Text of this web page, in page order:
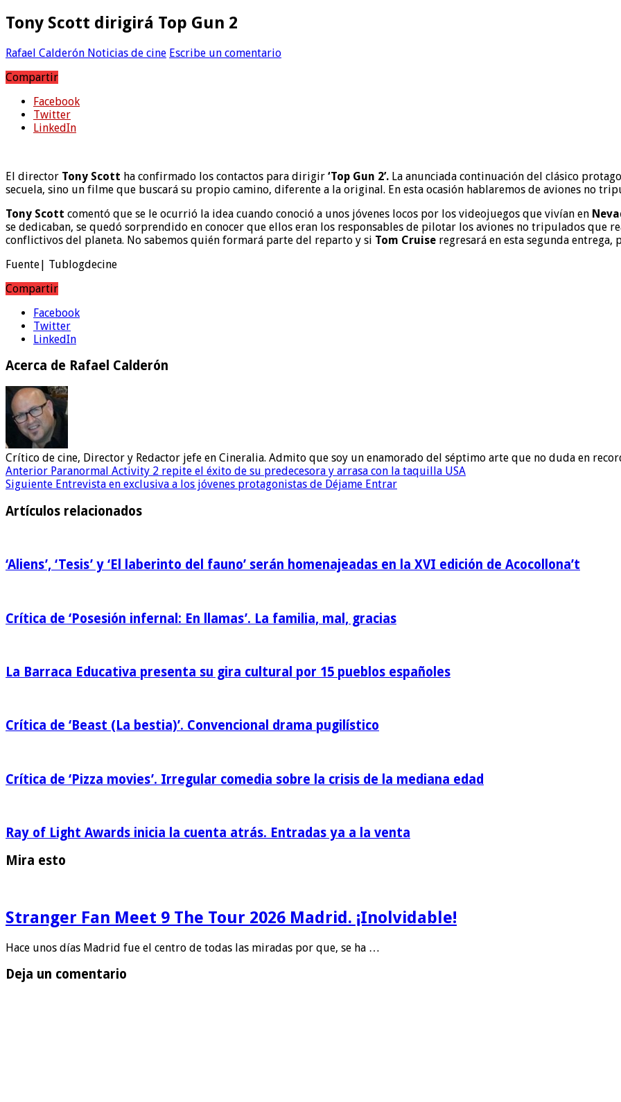
Tony Scott dirigirá Top Gun 2
Rafael Calderón Noticias de cine Escribe un comentario
Compartir
Facebook
Twitter
LinkedIn
El director Tony Scott ha confirmado los contactos para dirigir ‘Top Gun 2’. La anunciada continuación del clásico
secuela, sino un filme que buscará su propio camino, diferente a la original. En esta ocasión hablaremos de aviones no
Tony Scott comentó que se le ocurrió la idea cuando conoció a unos jóvenes locos por los videojuegos que vivían en
se dedicaban, se quedó sorprendido en conocer que ellos eran los responsables de pilotar los aviones no tripulados que
conflictivos del planeta. No sabemos quién formará parte del reparto y si Tom Cruise regresará en esta segunda
Fuente| Tublogdecine
Compartir
Facebook
Twitter
LinkedIn
Acerca de Rafael Calderón
Crítico de cine, Director y Redactor jefe en Cineralia. Admito que soy un enamorado del séptimo arte que no duda en
Anterior Paranormal Activity 2 repite el éxito de su predecesora y arrasa con la taquilla USA
Siguiente Entrevista en exclusiva a los jóvenes protagonistas de Déjame Entrar
Artículos relacionados
‘Aliens’, ‘Tesis’ y ‘El laberinto del fauno’ serán homenajeadas en la XVI edición de Acocollona’t
Crítica de ‘Posesión infernal: En llamas’. La familia, mal, gracias
La Barraca Educativa presenta su gira cultural por 15 pueblos españoles
Crítica de ‘Beast (La bestia)’. Convencional drama pugilístico
Crítica de ‘Pizza movies’. Irregular comedia sobre la crisis de la mediana edad
Ray of Light Awards inicia la cuenta atrás. Entradas ya a la venta
Mira esto
Stranger Fan Meet 9 The Tour 2026 Madrid. ¡Inolvidable!
Hace unos días Madrid fue el centro de todas las miradas por que, se ha …
Deja un comentario